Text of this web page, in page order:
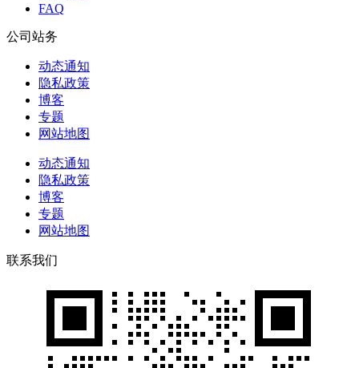
FAQ
公司站务
动态通知
隐私政策
博客
专题
网站地图
动态通知
隐私政策
博客
专题
网站地图
联系我们